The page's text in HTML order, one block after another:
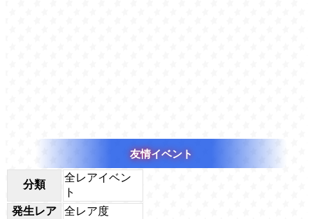
友情イベント
分類
全レアイベン
ト
発生レア
全レア度